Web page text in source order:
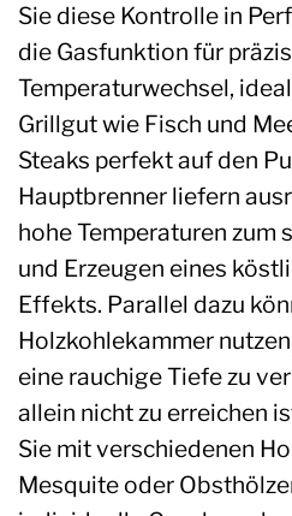
Sie diese Kontrolle in
die Gasfunktion für
Temperaturwechsel,
Grillgut wie Fisch und
Steaks perfekt auf den
Hauptbrenner liefern
hohe Temperaturen zum
und Erzeugen eines
Effekts. Parallel dazu
Holzkohlekammer
eine rauchige Tiefe zu
allein nicht zu erreichen
Sie mit verschiedenen
Mesquite oder